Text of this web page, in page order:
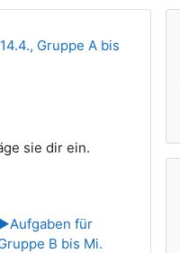
Gruppe A bis
sie dir ein.
Aufgaben für
B bis Mi.